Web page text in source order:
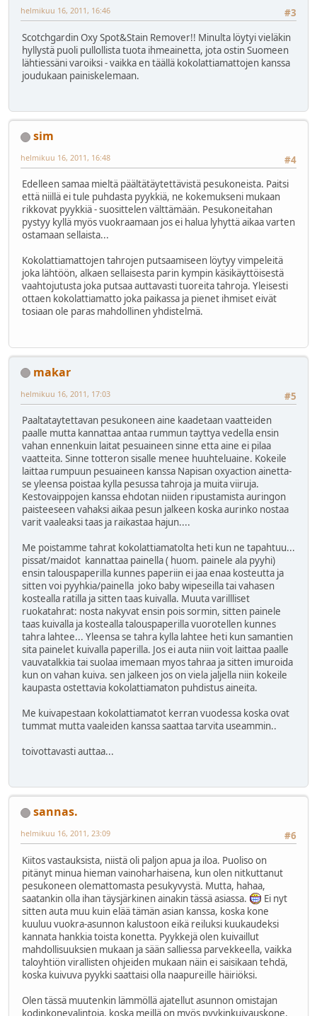
#3
helmikuu 16, 2011, 16:46
Scotchgardin Oxy Spot&Stain Remover!! Minulta löytyi vieläkin
hyllystä puoli pullollista tuota ihmeainetta, jota ostin Suomeen
lähtiessäni varoiksi - vaikka en täällä kokolattiamattojen kanssa
joudukaan painiskelemaan.
sim
#4
helmikuu 16, 2011, 16:48
Edelleen samaa mieltä päältätäytettävistä pesukoneista. Paitsi
että niillä ei tule puhdasta pyykkiä, ne kokemukseni mukaan
rikkovat pyykkiä - suosittelen välttämään. Pesukoneitahan
pystyy kyllä myös vuokraamaan jos ei halua lyhyttä aikaa varten
ostamaan sellaista...
Kokolattiamattojen tahrojen putsaamiseen löytyy vimpeleitä
joka lähtöön, alkaen sellaisesta parin kympin käsikäyttöisestä
vaahtojutusta joka putsaa auttavasti tuoreita tahroja. Yleisesti
ottaen kokolattiamatto joka paikassa ja pienet ihmiset eivät
tosiaan ole paras mahdollinen yhdistelmä.
makar
#5
helmikuu 16, 2011, 17:03
Paaltataytettavan pesukoneen aine kaadetaan vaatteiden
paalle mutta kannattaa antaa rummun tayttya vedella ensin
vahan ennenkuin laitat pesuaineen sinne etta aine ei pilaa
vaatteita. Sinne totteron sisalle menee huuhteluaine. Kokeile
laittaa rumpuun pesuaineen kanssa Napisan oxyaction ainetta-
se yleensa poistaa kylla pesussa tahroja ja muita viiruja.
Kestovaippojen kanssa ehdotan niiden ripustamista auringon
paisteeseen vahaksi aikaa pesun jalkeen koska aurinko nostaa
varit vaaleaksi taas ja raikastaa hajun....
Me poistamme tahrat kokolattiamatolta heti kun ne tapahtuu...
pissat/maidot kannattaa painella ( huom. painele ala pyyhi)
ensin talouspaperilla kunnes paperiin ei jaa enaa kosteutta ja
sitten voi pyyhkia/painella joko baby wipeseilla tai vahasen
kostealla ratilla ja sitten taas kuivalla. Muuta varillliset
ruokatahrat: nosta nakyvat ensin pois sormin, sitten painele
taas kuivalla ja kostealla talouspaperilla vuorotellen kunnes
tahra lahtee... Yleensa se tahra kylla lahtee heti kun samantien
sita painelet kuivalla paperilla. Jos ei auta niin voit laittaa paalle
vauvatalkkia tai suolaa imemaan myos tahraa ja sitten imuroida
kun on vahan kuiva. sen jalkeen jos on viela jaljella niin kokeile
kaupasta ostettavia kokolattiamaton puhdistus aineita.
Me kuivapestaan kokolattiamatot kerran vuodessa koska ovat
tummat mutta vaaleiden kanssa saattaa tarvita useammin..
toivottavasti auttaa...
sannas.
#6
helmikuu 16, 2011, 23:09
Kiitos vastauksista, niistä oli paljon apua ja iloa. Puoliso on
pitänyt minua hieman vainoharhaisena, kun olen nitkuttanut
pesukoneen olemattomasta pesukyvystä. Mutta, hahaa,
saatankin olla ihan täysjärkinen ainakin tässä asiassa.
Ei nyt
sitten auta muu kuin elää tämän asian kanssa, koska kone
kuuluu vuokra-asunnon kalustoon eikä reiluksi kuukaudeksi
kannata hankkia toista konetta. Pyykkejä olen kuivaillut
mahdollisuuksien mukaan ja sään salliessa parvekkeella, vaikka
taloyhtiön virallisten ohjeiden mukaan näin ei saisikaan tehdä,
koska kuivuva pyykki saattaisi olla naapureille häiriöksi.
Olen tässä muutenkin lämmöllä ajatellut asunnon omistajan
kodinkonevalintoja, koska meillä on myös pyykinkuivauskone,